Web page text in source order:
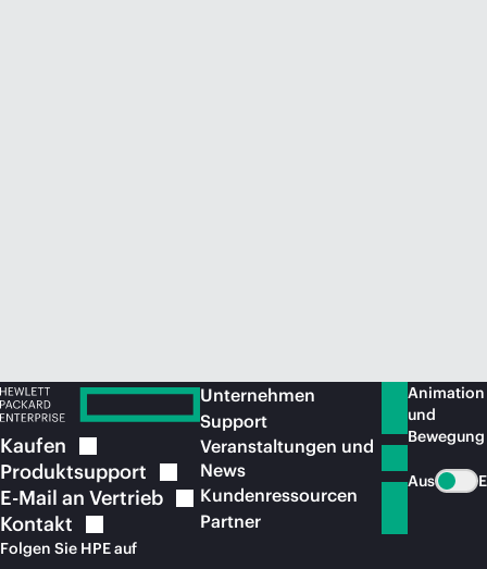
Kaufen
Produktsupport
E-Mail an Vertrieb
Kontakt
Folgen Sie HPE auf
Unternehmen
Support
Veranstaltungen und
News
Kundenressourcen
Partner
Animation
und
Bewegung
Aus